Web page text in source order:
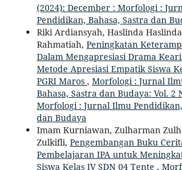
(2024): December : Morfologi :
Pendidikan, Bahasa, Sastra dan
Riki Ardiansyah, Haslinda
Rahmatiah, Peningkatan
Dalam Mengapresiasi Drama
Metode Apresiasi Empatik Siswa
PGRI Maros , Morfologi : Jurnal
Bahasa, Sastra dan Budaya: Vol. 2
Morfologi : Jurnal Ilmu
dan Budaya
Imam Kurniawan, Zulharman
Zulkifli, Pengembangan Buku
Pembelajaran IPA untuk
Siswa Kelas IV SDN 04 Tente ,